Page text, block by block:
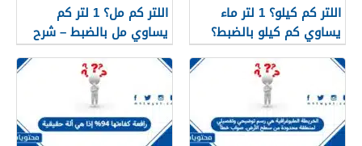
اللتر كم كيلو؟ 1 لتر ماء
يساوي كم كيلو بالضبط؟
اللتر كم مل؟ 1 لتر كم
يساوي مل بالضبط – شرح
مبسّط وواضح